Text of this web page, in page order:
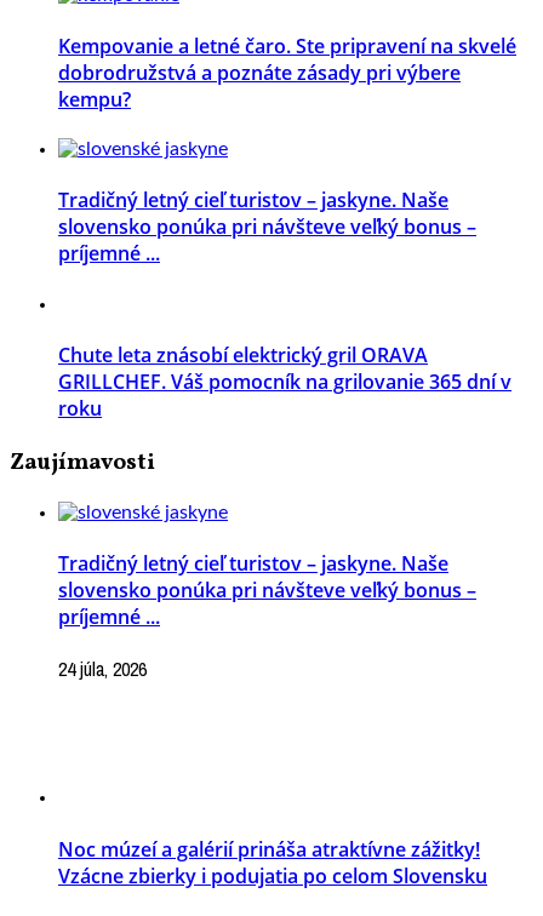
Kempovanie a letné čaro. Ste pripravení na skvelé
dobrodružstvá a poznáte zásady pri výbere
kempu?
Tradičný letný cieľ turistov – jaskyne. Naše
slovensko ponúka pri návšteve veľký bonus –
príjemné ...
Chute leta znásobí elektrický gril ORAVA
GRILLCHEF. Váš pomocník na grilovanie 365 dní v
roku
Zaujímavosti
Tradičný letný cieľ turistov – jaskyne. Naše
slovensko ponúka pri návšteve veľký bonus –
príjemné ...
24 júla, 2026
Noc múzeí a galérií prináša atraktívne zážitky!
Vzácne zbierky i podujatia po celom Slovensku